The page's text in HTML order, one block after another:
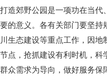
郊野公园是一项功在当代
的意义。各有关部门要坚
生态建设等重点工作，因
点，抢抓建设有利时机，
众需求为导向，做好服务